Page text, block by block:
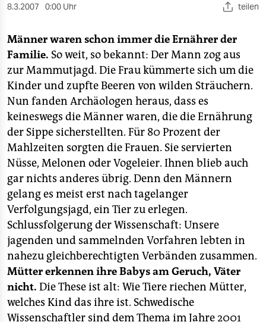
sport
berlin
nord
wahrheit
verlag
verlag
veranstaltungen
shop
fragen & hilfe
unterstützen
abo
genossenschaft
epaper login
8.3.2007 0:00 Uhr teilen
Männer waren schon immer die Ernährer der
Familie. So weit, so bekannt: Der Mann zog aus
zur Mammutjagd. Die Frau kümmerte sich um die
Kinder und zupfte Beeren von wilden Sträuchern.
Nun fanden Archäologen heraus, dass es
keineswegs die Männer waren, die die Ernährung
der Sippe sicherstellten. Für 80 Prozent der
Mahlzeiten sorgten die Frauen. Sie servierten
Nüsse, Melonen oder Vogeleier. Ihnen blieb auch
gar nichts anderes übrig. Denn den Männern
gelang es meist erst nach tagelanger
Verfolgungsjagd, ein Tier zu erlegen.
Schlussfolgerung der Wissenschaft: Unsere
jagenden und sammelnden Vorfahren lebten in
nahezu gleichberechtigten Verbänden zusammen.
Mütter erkennen ihre Babys am Geruch, Väter
nicht. Die These ist alt: Wie Tiere riechen Mütter,
welches Kind das ihre ist. Schwedische
Wissenschaftler sind dem Thema im Jahre 2001